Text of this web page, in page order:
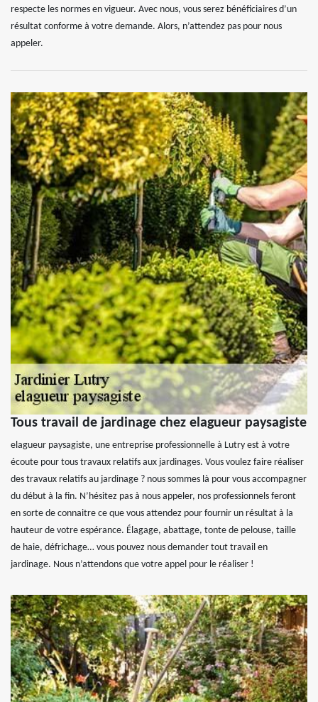
respecte les normes en vigueur. Avec nous, vous serez bénéficiaires d’un
résultat conforme à votre demande. Alors, n’attendez pas pour nous
appeler.
Tous travail de jardinage chez elagueur paysagiste
elagueur paysagiste, une entreprise professionnelle à Lutry est à votre
écoute pour tous travaux relatifs aux jardinages. Vous voulez faire réaliser
des travaux relatifs au jardinage ? nous sommes là pour vous accompagner
du début à la fin. N’hésitez pas à nous appeler, nos professionnels feront
en sorte de connaitre ce que vous attendez pour fournir un résultat à la
hauteur de votre espérance. Élagage, abattage, tonte de pelouse, taille
de haie, défrichage… vous pouvez nous demander tout travail en
jardinage. Nous n’attendons que votre appel pour le réaliser !